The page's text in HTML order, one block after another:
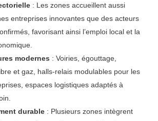
: Les zones accueillent aussi
entreprises innovantes que des acteurs
favorisant ainsi l’emploi local et la
modernes : Voiries, égouttage,
et gaz, halls-relais modulables pour les
espaces logistiques adaptés à
durable: Plusieurs zones intègrent